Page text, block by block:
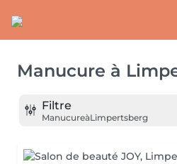
Manucure à
Filtre
ManucureàLimpertsberg